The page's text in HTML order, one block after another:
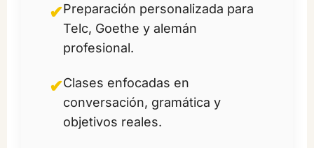
✔Preparación personalizada para
Telc, Goethe y alemán
profesional.
✔Clases enfocadas en
conversación, gramática y
objetivos reales.